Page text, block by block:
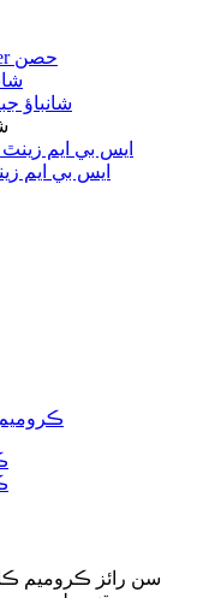
Shanbao مخروط Crusher حصن
شانباؤ
ايس بي ايم
ايس بي ايم
سن رائز ڪروميم